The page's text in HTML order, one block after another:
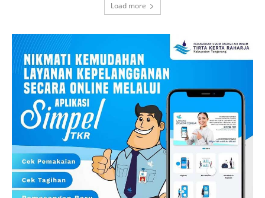
Load more